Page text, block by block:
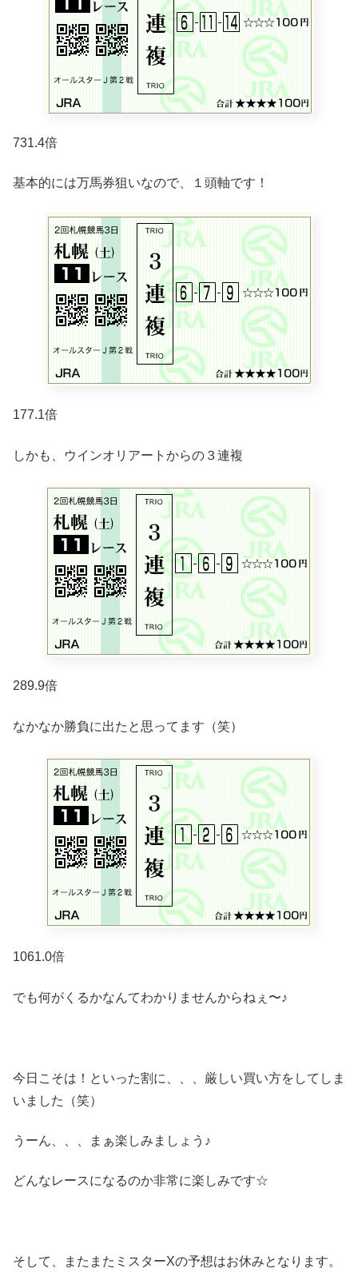
731.4倍
基本的には万馬券狙いなので、１頭軸です！
177.1倍
しかも、ウインオリアートからの３連複
289.9倍
なかなか勝負に出たと思ってます（笑）
1061.0倍
でも何がくるかなんてわかりませんからねぇ〜♪
今日こそは！といった割に、、、厳しい買い方をしてしま
いました（笑）
うーん、、、まぁ楽しみましょう♪
どんなレースになるのか非常に楽しみです☆
そして、またまたミスターXの予想はお休みとなります。